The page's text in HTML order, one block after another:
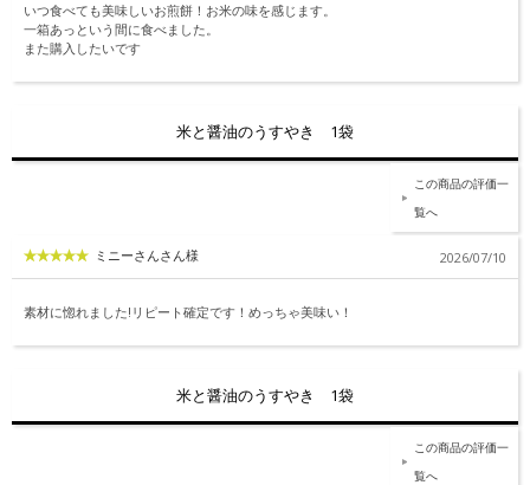
いつ食べても美味しいお煎餅！お米の味を感じます。
一箱あっという間に食べました。
また購入したいです
米と醤油のうすやき 1袋
この商品の評価一
覧へ
ミニーさんさん様 2026/07/10
素材に惚れました!リピート確定です！めっちゃ美味い！
米と醤油のうすやき 1袋
この商品の評価一
覧へ